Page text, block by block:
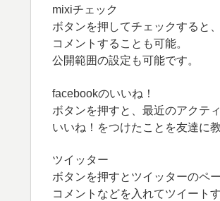
mixiチェック
ボタンを押してチェックすると
コメントすることも可能。
公開範囲の設定も可能です。
facebookのいいね！
ボタンを押すと、最近のアクテ
いいね！をつけたことを友達に
ツイッター
ボタンを押すとツイッターのペ
コメントなどを入れてツイート